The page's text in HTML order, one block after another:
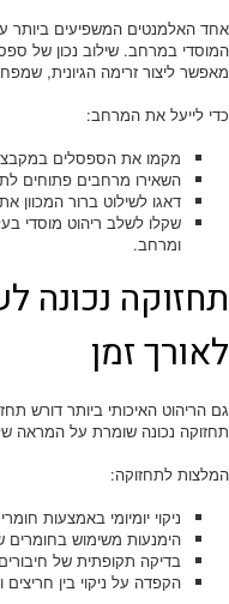
אחד האלמנטים המשפיעים ביותר
המוסדי במרחב. שילוב נכון של
מאפשר ליצור זרימה הגיונית,
כדי לייעל את המרחב:
מקמו את הספסלים
השאירו מרחבים פתוחים
דאגו לשילוט ברור המכוון
שקלו לשלב ריהוט מוסדי
ומרחב.
תחזוקה נכונה
לאורך זמן
גם הריהוט האיכותי ביותר דורש
תחזוקה נכונה שומרת על המראה
המלצות לתחזוקה:
ניקוי יומיומי באמצעות
הימנעות משימוש בחומרים
בדיקה תקופתית של
הקפדה על ניקוי בין